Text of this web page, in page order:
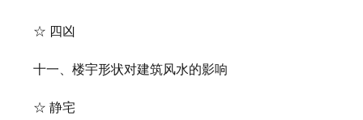
☆ 四凶
十一、楼宇形状对建筑风水的影响
☆ 静宅